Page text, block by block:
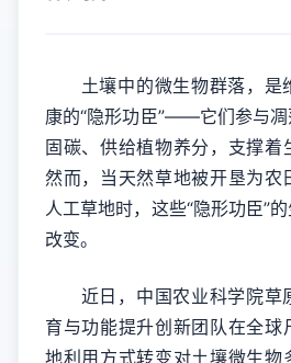
土壤中的微生物群落，是
康的“隐形功臣”——它们参与
固碳、供给植物养分，支撑着
然而，当天然草地被开垦为农
人工草地时，这些“隐形功臣”
改变。
近日，中国农业科学院草
育与功能提升创新团队在全球
地利用方式转变对土壤微生物